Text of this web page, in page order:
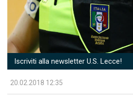
Iscriviti alla newsletter U.S. Lecce!
20.02.2018 12:35